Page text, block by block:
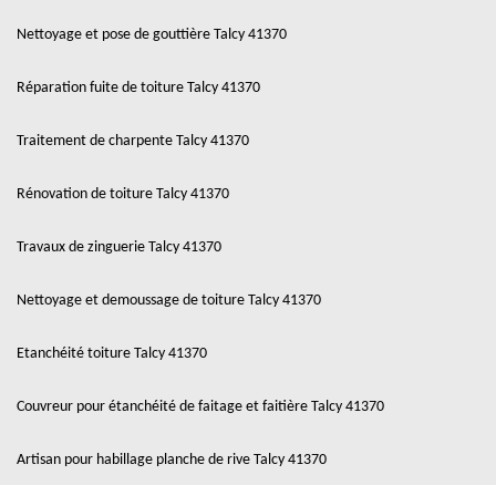
Nettoyage et pose de gouttière Talcy 41370
Réparation fuite de toiture Talcy 41370
Traitement de charpente Talcy 41370
Rénovation de toiture Talcy 41370
Travaux de zinguerie Talcy 41370
Nettoyage et demoussage de toiture Talcy 41370
Etanchéité toiture Talcy 41370
Couvreur pour étanchéité de faitage et faitière Talcy 41370
Artisan pour habillage planche de rive Talcy 41370